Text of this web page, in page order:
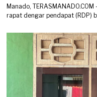
Manado,
rapat dengar pendapat (RDP)